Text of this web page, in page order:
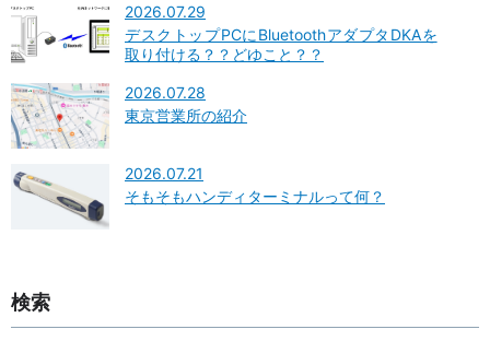
2026.07.29
デスクトップPCにBluetoothアダプタDKAを
取り付ける？？どゆこと？？
2026.07.28
東京営業所の紹介
2026.07.21
そもそもハンディターミナルって何？
検索